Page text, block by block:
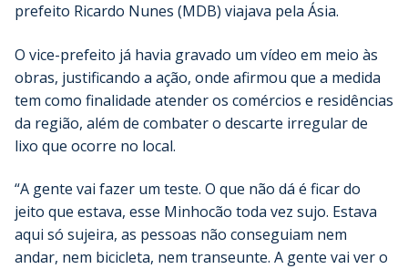
prefeito Ricardo Nunes (MDB) viajava pela Ásia.
O vice-prefeito já havia gravado um vídeo em meio às
obras, justificando a ação, onde afirmou que a medida
tem como finalidade atender os comércios e residências
da região, além de combater o descarte irregular de
lixo que ocorre no local.
“A gente vai fazer um teste. O que não dá é ficar do
jeito que estava, esse Minhocão toda vez sujo. Estava
aqui só sujeira, as pessoas não conseguiam nem
andar, nem bicicleta, nem transeunte. A gente vai ver o